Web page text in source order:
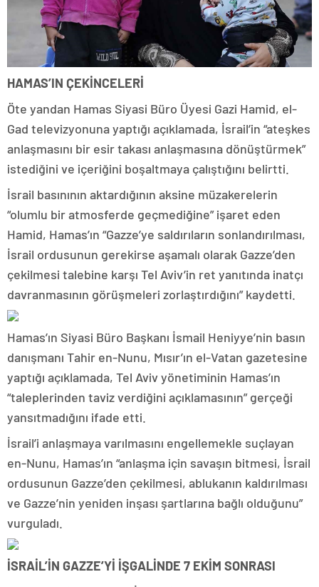
HAMAS’IN ÇEKİNCELERİ
Öte yandan Hamas Siyasi Büro Üyesi Gazi Hamid, el-
Gad televizyonuna yaptığı açıklamada, İsrail’in “ateşkes
anlaşmasını bir esir takası anlaşmasına dönüştürmek”
istediğini ve içeriğini boşaltmaya çalıştığını belirtti.
İsrail basınının aktardığının aksine müzakerelerin
“olumlu bir atmosferde geçmediğine” işaret eden
Hamid, Hamas’ın “Gazze’ye saldırıların sonlandırılması,
İsrail ordusunun gerekirse aşamalı olarak Gazze’den
çekilmesi talebine karşı Tel Aviv’in ret yanıtında inatçı
davranmasının görüşmeleri zorlaştırdığını” kaydetti.
Hamas’ın Siyasi Büro Başkanı İsmail Heniyye’nin basın
danışmanı Tahir en-Nunu, Mısır’ın el-Vatan gazetesine
yaptığı açıklamada, Tel Aviv yönetiminin Hamas’ın
“taleplerinden taviz verdiğini açıklamasının” gerçeği
yansıtmadığını ifade etti.
İsrail’i anlaşmaya varılmasını engellemekle suçlayan
en-Nunu, Hamas’ın “anlaşma için savaşın bitmesi, İsrail
ordusunun Gazze’den çekilmesi, ablukanın kaldırılması
ve Gazze’nin yeniden inşası şartlarına bağlı olduğunu”
vurguladı.
İSRAİL’İN GAZZE’Yİ İŞGALİNDE 7 EKİM SONRASI